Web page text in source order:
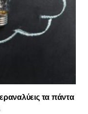
τα πάντα